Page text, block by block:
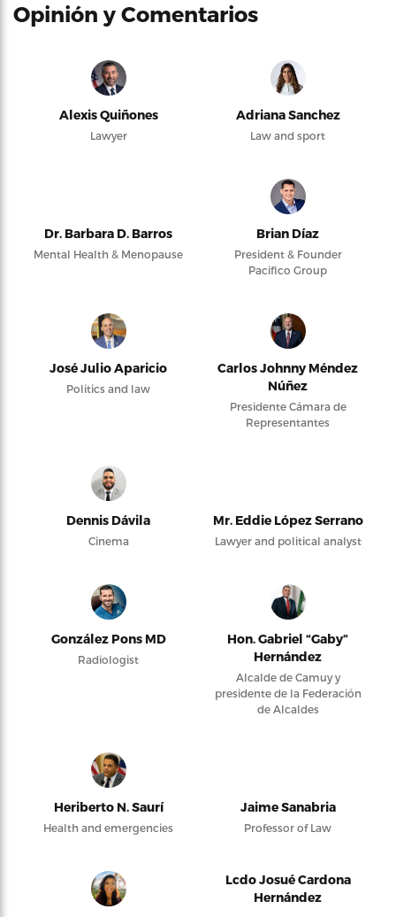
Opinión y Comentarios
Alexis Quiñones
Lawyer
Adriana Sanchez
Law and sport
Dr. Barbara D. Barros
Mental Health & Menopause
Brian Díaz
President & Founder
Pacifico Group
José Julio Aparicio
Politics and law
Carlos Johnny Méndez
Núñez
Presidente Cámara de
Representantes
Dennis Dávila
Cinema
Mr. Eddie López Serrano
Lawyer and political analyst
González Pons MD
Radiologist
Hon. Gabriel “Gaby”
Hernández
Alcalde de Camuy y
presidente de la Federación
de Alcaldes
Heriberto N. Saurí
Health and emergencies
Jaime Sanabria
Professor of Law
Lcdo Josué Cardona
Hernández